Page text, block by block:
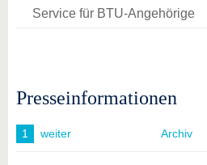
Service für BTU-Angehörige
Presseinformationen
1 weiter Archiv